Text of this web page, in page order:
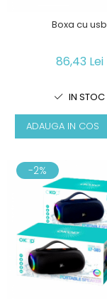
Boxa cu usb
86,43 Lei
IN STOC
ADAUGA IN COS
-2%